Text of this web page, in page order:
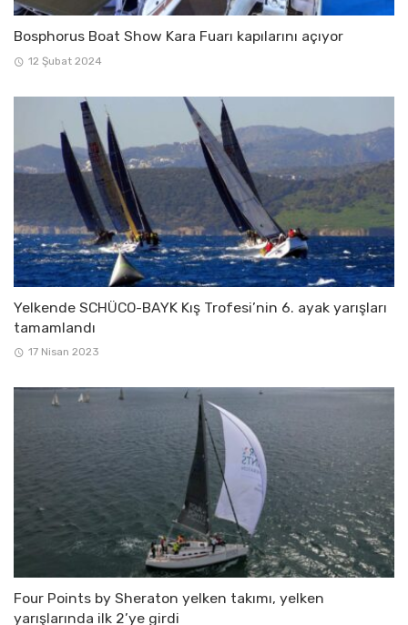
Bosphorus Boat Show Kara Fuarı kapılarını açıyor
12 Şubat 2024
Yelkende SCHÜCO-BAYK Kış Trofesi’nin 6. ayak yarışları
tamamlandı
17 Nisan 2023
Four Points by Sheraton yelken takımı, yelken
yarışlarında ilk 2’ye girdi